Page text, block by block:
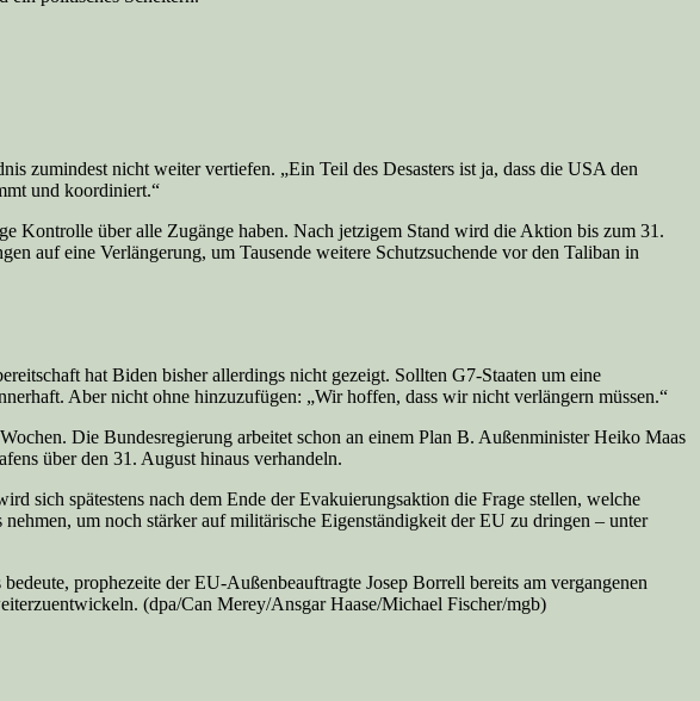
zumindest nicht weiter vertiefen. „Ein Teil des Desasters ist ja, dass die USA den
und koordiniert.“
Kontrolle über alle Zugänge haben. Nach jetzigem Stand wird die Aktion bis zum 31.
auf eine Verlängerung, um Tausende weitere Schutzsuchende vor den Taliban in
hat Biden bisher allerdings nicht gezeigt. Sollten G7-Staaten um eine
Aber nicht ohne hinzuzufügen: „Wir hoffen, dass wir nicht verlängern müssen.“
Die Bundesregierung arbeitet schon an einem Plan B. Außenminister Heiko Maas
über den 31. August hinaus verhandeln.
sich spätestens nach dem Ende der Evakuierungsaktion die Frage stellen, welche
um noch stärker auf militärische Eigenständigkeit der EU zu dringen – unter
prophezeite der EU-Außenbeauftragte Josep Borrell bereits am vergangenen
(dpa/Can Merey/Ansgar Haase/Michael Fischer/mgb)